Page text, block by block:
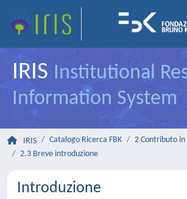
IRIS Institutional
Information System
IRIS Catalogo Ricerca FBK
2 Contributo in
2.3 Breve introduzione
Introduzione